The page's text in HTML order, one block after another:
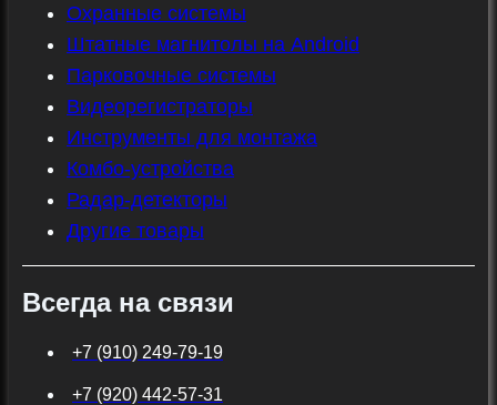
Охранные системы
Штатные магнитолы на Android
Парковочные системы
Видеорегистраторы
Инструменты для монтажа
Комбо-устройства
Радар-детекторы
Другие товары
Всегда на связи
+7 (910) 249-79-19
+7 (920) 442-57-31